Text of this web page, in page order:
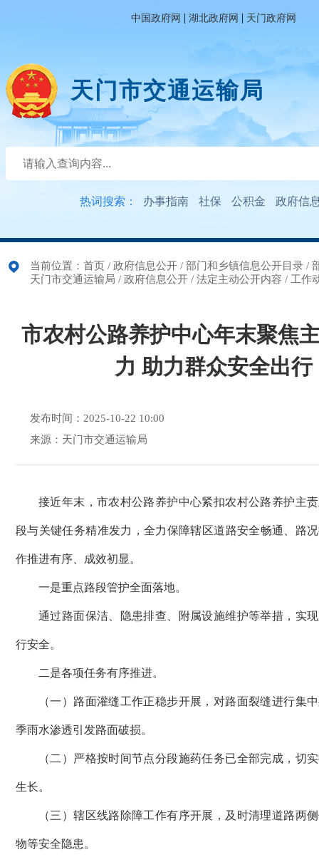
中国政府网 | 湖北政府网 | 天门政府网
天门市交通运输局
热词搜索： 办事指南 社保 公积金 政府信
当前位置： 首页 / 政府信息公开 / 部门和乡镇信息公开目录 /
天门市交通运输局 / 政府信息公开 / 法定主动公开内容 / 工作
市农村公路养护中心年末聚焦
力 助力群众安全出行
发布时间：2025-10-22 10:00
来源：天门市交通运输局
接近年末，市农村公路养护中心紧扣农村公路养护主
段与关键任务精准发力，全力保障辖区道路安全畅通、路
作推进有序、成效初显。
一是重点路段管护全面落地。
通过路面保洁、隐患排查、附属设施维护等举措，实
行安全。
二是各项任务有序推进。
（一）路面灌缝工作正稳步开展，对路面裂缝进行集
季雨水渗透引发路面破损。
（二）严格按时间节点分段施药任务已全部完成，切
生长。
（三）辖区线路除障工作有序开展，及时清理道路两
物等安全隐患。